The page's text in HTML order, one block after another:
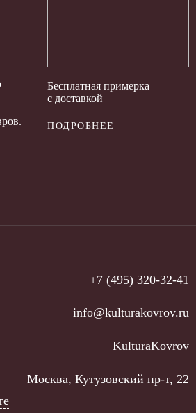
Бесплатная примерка
с доставкой
ПОДРОБНЕЕ
+7 (495) 320-32-41
info@kulturakovrov.ru
KulturaKovrov
Москва, Кутузовский пр-т, 22